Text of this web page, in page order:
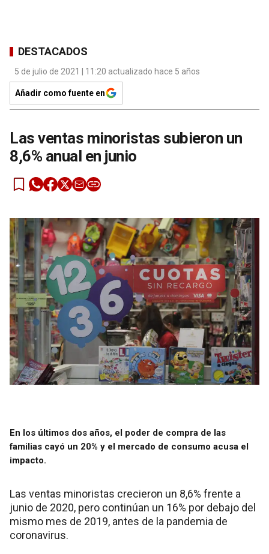
DESTACADOS
5 de julio de 2021 | 11:20 actualizado hace 5 años
Añadir como fuente en
Las ventas minoristas subieron un
8,6% anual en junio
En los últimos dos años, el poder de compra de las
familias cayó un 20% y el mercado de consumo acusa el
impacto.
Las ventas minoristas crecieron un 8,6% frente a
junio de 2020, pero continúan un 16% por debajo del
mismo mes de 2019, antes de la pandemia de
coronavirus.